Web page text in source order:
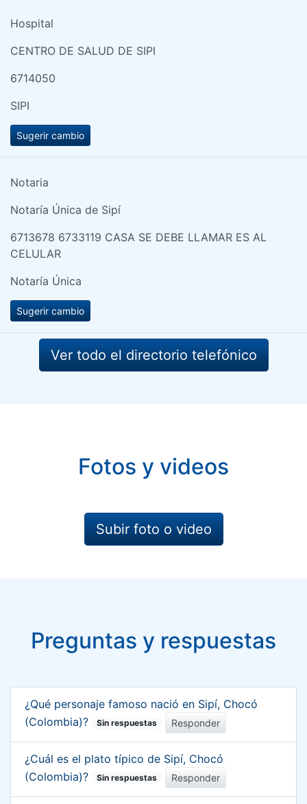
Hospital
CENTRO DE SALUD DE SIPI
6714050
SIPI
Sugerir cambio
Notaria
Notaría Única de Sipí
6713678 6733119 CASA SE DEBE LLAMAR ES AL
CELULAR
Notaría Única
Sugerir cambio
Ver todo el directorio telefónico
Fotos y videos
Subir foto o video
Preguntas y respuestas
¿Qué personaje famoso nació en Sipí, Chocó
(Colombia)?
Sin respuestas Responder
¿Cuál es el plato típico de Sipí, Chocó
(Colombia)?
Sin respuestas Responder